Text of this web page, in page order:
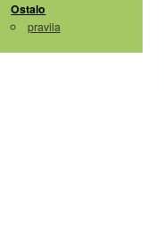
Ostalo
pravila